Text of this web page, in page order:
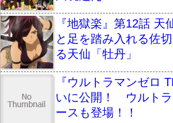
『地獄楽』第12話 天
と足を踏み入れる佐
る天仙「牡丹」
『ウルトラマンゼロ
いに公開！ ウルトラ
ースも登場！！